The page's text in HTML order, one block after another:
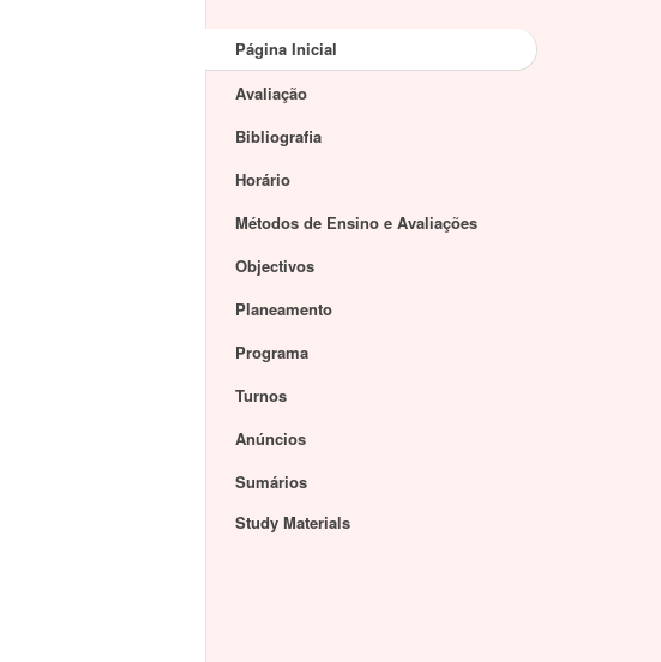
Página Inicial
Avaliação
Bibliografia
Horário
Métodos de Ensino e Avaliações
Objectivos
Planeamento
Programa
Turnos
Anúncios
Sumários
Study Materials